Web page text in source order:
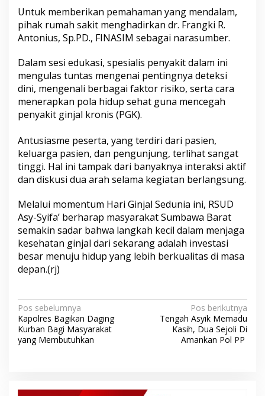
​Untuk memberikan pemahaman yang mendalam,
pihak rumah sakit menghadirkan dr. Frangki R.
Antonius, Sp.PD., FINASIM sebagai narasumber.
Dalam sesi edukasi, spesialis penyakit dalam ini
mengulas tuntas mengenai pentingnya deteksi
dini, mengenali berbagai faktor risiko, serta cara
menerapkan pola hidup sehat guna mencegah
penyakit ginjal kronis (PGK).
Antusiasme peserta, yang terdiri dari pasien,
keluarga pasien, dan pengunjung, terlihat sangat
tinggi. Hal ini tampak dari banyaknya interaksi aktif
dan diskusi dua arah selama kegiatan berlangsung.
​Melalui momentum Hari Ginjal Sedunia ini, RSUD
Asy-Syifa’ berharap masyarakat Sumbawa Barat
semakin sadar bahwa langkah kecil dalam menjaga
kesehatan ginjal dari sekarang adalah investasi
besar menuju hidup yang lebih berkualitas di masa
depan.(rj)
N
a
v
Pos sebelumnya
Kapolres Bagikan Daging
Kurban Bagi Masyarakat
yang Membutuhkan
Pos berikutnya
Tengah Asyik Memadu
Kasih, Dua Sejoli Di
Amankan Pol PP ​